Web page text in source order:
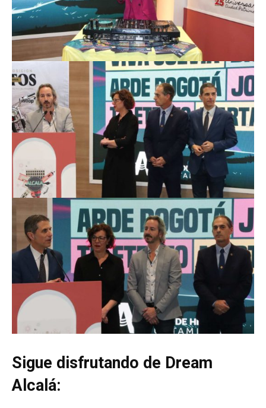
Sigue disfrutando de Dream
Alcalá: